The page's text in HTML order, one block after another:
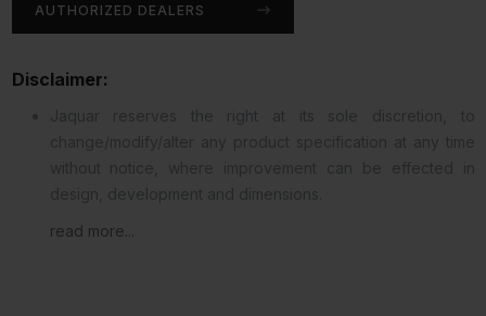
AUTHORIZED DEALERS
Disclaimer:
read more...